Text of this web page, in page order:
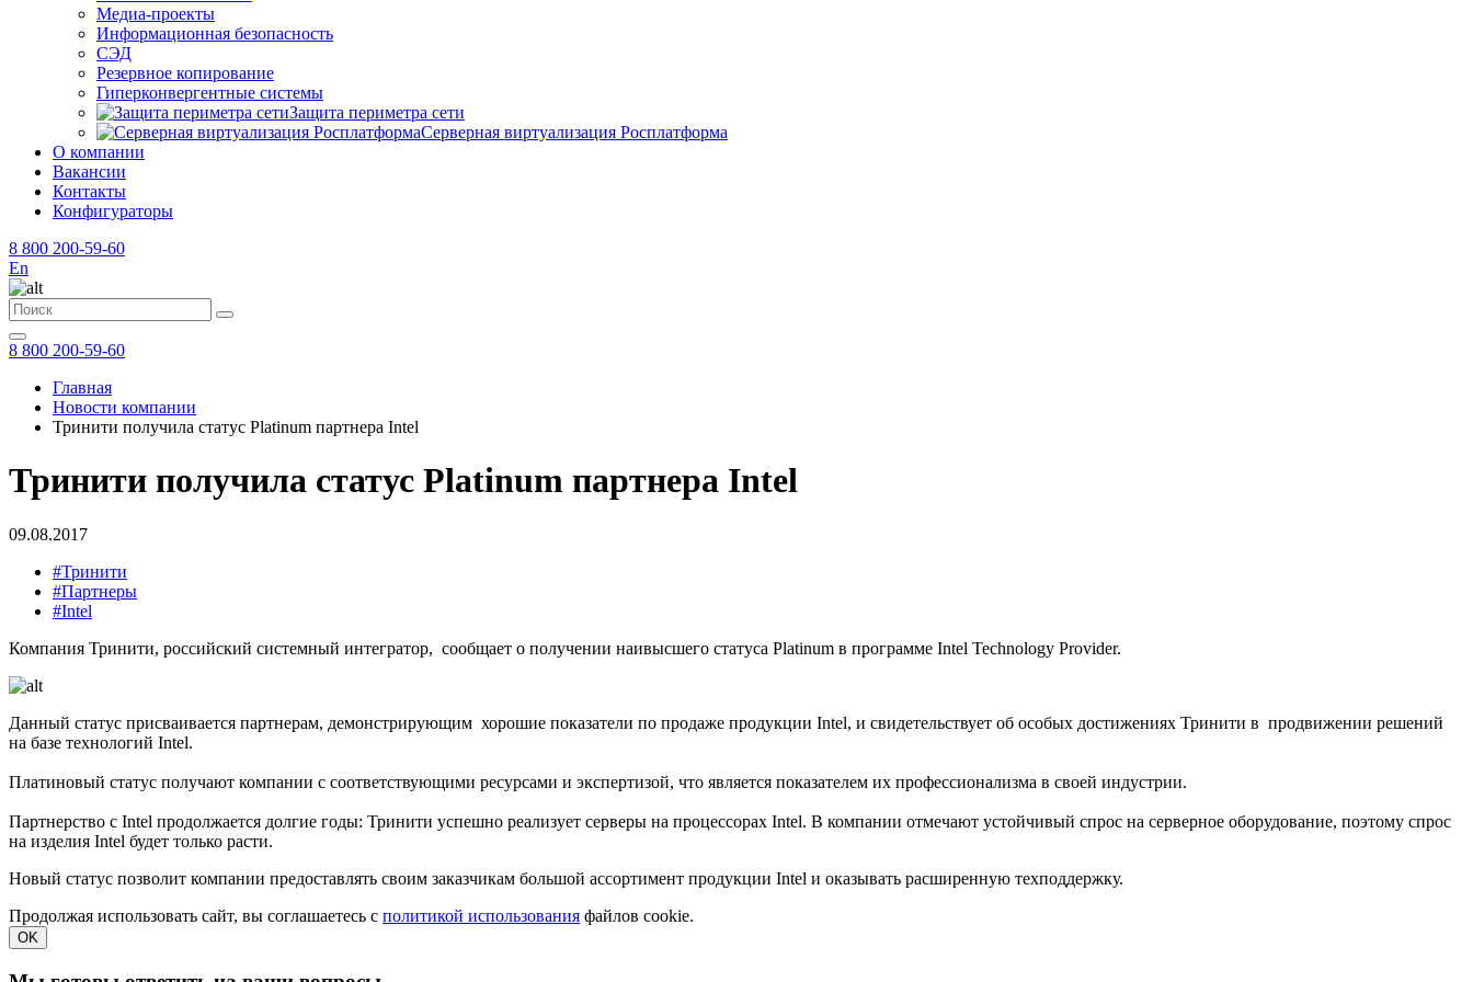
Медиа-проекты
Информационная безопасность
СЭД
Резервное копирование
Гиперконвергентные системы
Защита периметра сети
Серверная виртуализация Росплатформа
О компании
Вакансии
Контакты
Конфигураторы
8 800 200-59-60
En
8 800 200-59-60
Главная
Новости компании
Тринити получила статус Platinum партнера Intel
Тринити получила статус Platinum партнера Intel
09.08.2017
#Тринити
#Партнеры
#Intel
Компания Тринити, российский системный интегратор, сообщает о получении наивысшего статуса Platinum в программе Intel Technology Provider.
Данный статус присваивается партнерам, демонстрирующим хорошие показатели по продаже продукции Intel, и свидетельствует об особых достижениях Тринити в продвижении решений
на базе технологий Intel.
Платиновый статус получают компании с соответствующими ресурсами и экспертизой, что является показателем их профессионализма в своей индустрии.
Партнерство с Intel продолжается долгие годы: Тринити успешно реализует серверы на процессорах Intel. В компании отмечают устойчивый спрос на серверное оборудование, поэтому спрос
на изделия Intel будет только расти.
Новый статус позволит компании предоставлять своим заказчикам большой ассортимент продукции Intel и оказывать расширенную техподдержку.
Продолжая использовать сайт, вы соглашаетесь с политикой использования файлов cookie.
OK